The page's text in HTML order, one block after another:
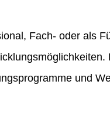
Fach- oder als
und